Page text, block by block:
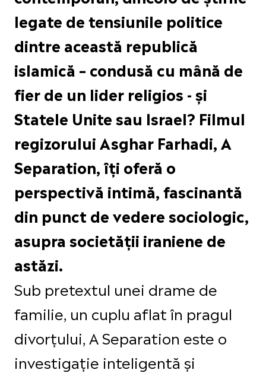
legate de tensiunile politice
dintre această republică
islamică – condusă cu mână de
fier de un lider religios - și
Statele Unite sau Israel? Filmul
regizorului Asghar Farhadi, A
Separation, îți oferă o
perspectivă intimă, fascinantă
din punct de vedere sociologic,
asupra societății iraniene de
astăzi.
Sub pretextul unei drame de
familie, un cuplu aflat în pragul
divorțului, A Separation este o
investigație inteligentă și